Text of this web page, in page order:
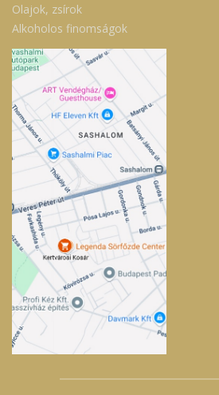
Olajok, zsírok
Alkoholos finomságok